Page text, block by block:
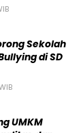
Sekolah
di SD
UMKM